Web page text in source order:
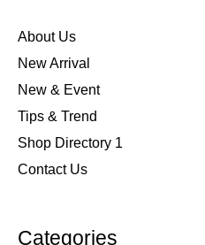
About Us
New Arrival
New & Event
Tips & Trend
Shop Directory 1
Contact Us
Categories